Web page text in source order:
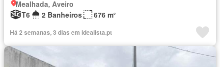
Mealhada, Aveiro
T6
2 Banheiros 676 m²
Há 2 semanas, 3 dias em idealista.pt